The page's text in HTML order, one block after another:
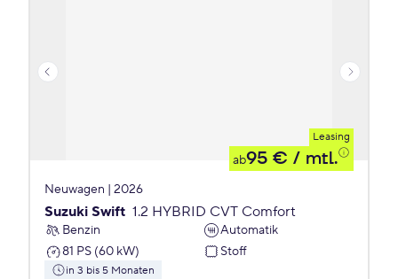
Leasing
ab95 € / mtl.
Neuwagen | 2026
Suzuki Swift 1.2 HYBRID CVT Comfort
Benzin
Automatik
81 PS (60 kW)
Stoff
in 3 bis 5 Monaten